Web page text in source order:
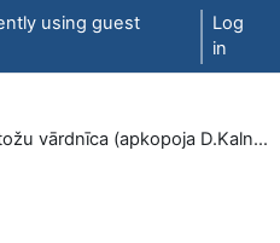
using guest
Log
in
Mācību metožu vārdnīca (apkopoja D.Kalniņa, L.Mackēviča)